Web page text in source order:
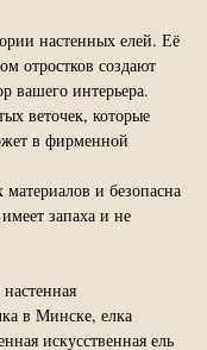
настенных елей. Её
отростков создают
вашего интерьера.
веточек, которые
в фирменной
и безопасна
запаха и не
в Минске, елка
искусственная ель